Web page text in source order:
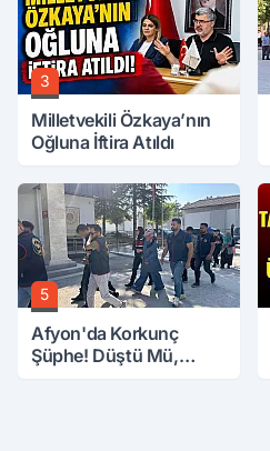
3
Milletvekili Özkaya’nın
Oğluna İftira Atıldı
5
Afyon'da Korkunç
Şüphe! Düştü Mü,